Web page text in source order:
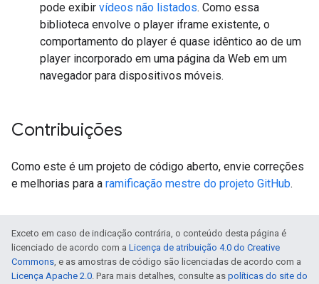
pode exibir vídeos não listados. Como essa
biblioteca envolve o player iframe existente, o
comportamento do player é quase idêntico ao de um
player incorporado em uma página da Web em um
navegador para dispositivos móveis.
Contribuições
Como este é um projeto de código aberto, envie correções
e melhorias para a ramificação mestre do projeto GitHub.
Exceto em caso de indicação contrária, o conteúdo desta página é
licenciado de acordo com a Licença de atribuição 4.0 do Creative
Commons, e as amostras de código são licenciadas de acordo com a
Licença Apache 2.0. Para mais detalhes, consulte as políticas do site do